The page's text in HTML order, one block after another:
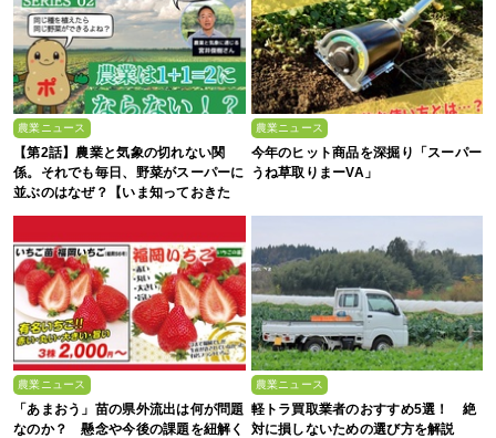
農業ニュース
【第2話】農業と気象の切れない関
係。それでも毎日、野菜がスーパーに
並ぶのはなぜ？【いま知っておきた
い、これからの”食”の話】
農業ニュース
今年のヒット商品を深掘り「スーパー
うね草取りまーVA」
農業ニュース
「あまおう」苗の県外流出は何が問題
なのか？ 懸念や今後の課題を紐解く
農業ニュース
軽トラ買取業者のおすすめ5選！ 絶
対に損しないための選び方を解説